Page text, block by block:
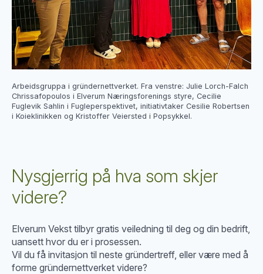
Arbeidsgruppa i gründernettverket. Fra venstre: Julie Lorch-Falch
Chrissafopoulos i Elverum Næringsforenings styre, Cecilie
Fuglevik Sahlin i Fugleperspektivet, initiativtaker Cesilie Robertsen
i Koieklinikken og Kristoffer Veiersted i Popsykkel.
Nysgjerrig på hva som skjer
videre?
Elverum Vekst tilbyr gratis veiledning til deg og din bedrift,
uansett hvor du er i prosessen.
Vil du få invitasjon til neste gründertreff, eller være med å
forme gründernettverket videre?